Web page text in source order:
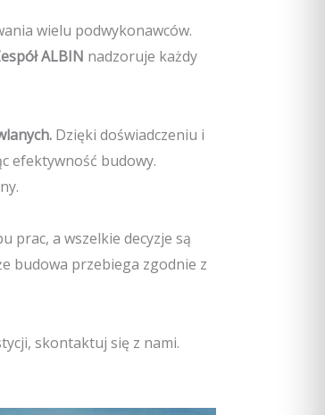
wielu podwykonawców.
ALBIN nadzoruje każdy
Dzięki doświadczeniu i
efektywność budowy.
prac, a wszelkie decyzje są
budowa przebiega zgodnie z
skontaktuj się z nami.